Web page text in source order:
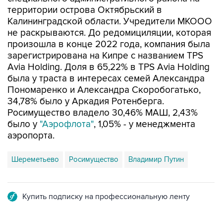
территории острова Октябрьский в
Калининградской области. Учредители МКООО
не раскрываются. До редомициляции, которая
произошла в конце 2022 года, компания была
зарегистрирована на Кипре с названием TPS
Avia Holding. Доля в 65,22% в TPS Avia Holding
была у траста в интересах семей Александра
Пономаренко и Александра Скоробогатько,
34,78% было у Аркадия Ротенберга.
Росимущество владело 30,46% МАШ, 2,43%
было у "Аэрофлота", 1,05% - у менеджмента
аэропорта.
Шереметьево Росимущество Владимир Путин
Купить подписку на профессиональную ленту